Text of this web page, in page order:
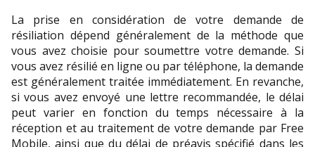
La prise en considération de votre demande de
résiliation dépend généralement de la méthode que
vous avez choisie pour soumettre votre demande. Si
vous avez résilié en ligne ou par téléphone, la demande
est généralement traitée immédiatement. En revanche,
si vous avez envoyé une lettre recommandée, le délai
peut varier en fonction du temps nécessaire à la
réception et au traitement de votre demande par Free
Mobile, ainsi que du délai de préavis spécifié dans les